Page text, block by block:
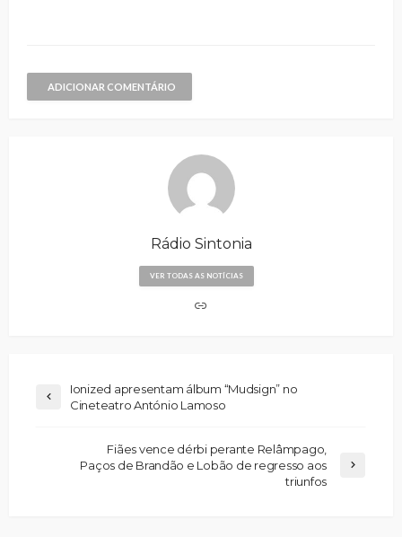
ADICIONAR COMENTÁRIO
Rádio Sintonia
VER TODAS AS NOTÍCIAS
Ionized apresentam álbum “Mudsign” no
Cineteatro António Lamoso
Fiães vence dérbi perante Relâmpago,
Paços de Brandão e Lobão de regresso aos
triunfos